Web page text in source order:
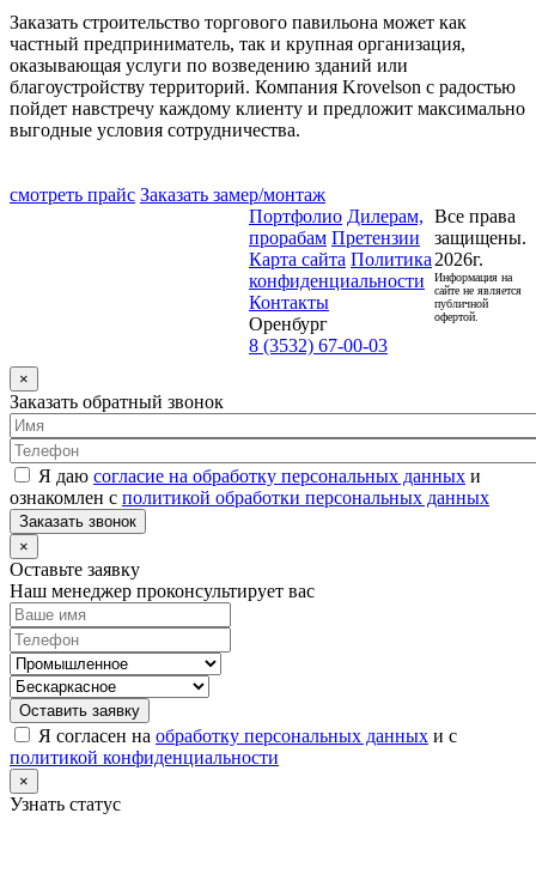
Заказать строительство торгового павильона может как
частный предприниматель, так и крупная организация,
оказывающая услуги по возведению зданий или
благоустройству территорий. Компания Krovelson с радостью
пойдет навстречу каждому клиенту и предложит максимально
выгодные условия сотрудничества.
смотреть прайс Заказать замер/монтаж
Портфолио Дилерам,
прорабам Претензии
Карта сайта Политика
конфиденциальности
Контакты
Оренбург
8 (3532) 67-00-03
Все права
защищены.
2026г.
Информация на
сайте не является
публичной
офертой.
×
Заказать обратный звонок
Я даю согласие на обработку персональных данных и
ознакомлен с политикой обработки персональных данных
Заказать звонок
×
Оставьте заявку
Наш менеджер проконсультирует вас
Оставить заявку
Я согласен на обработку персональных данных и с
политикой конфиденциальности
×
Узнать статус